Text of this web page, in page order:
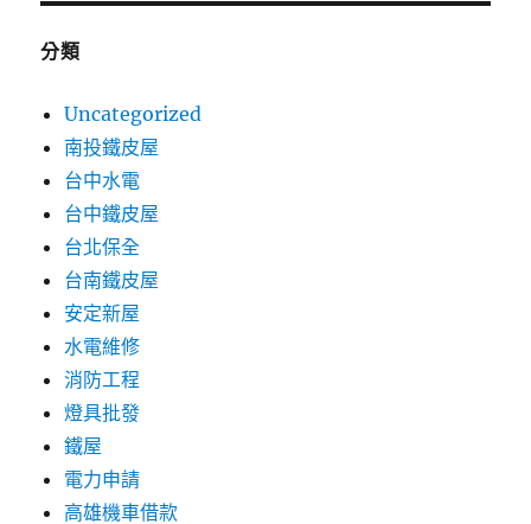
分類
Uncategorized
南投鐵皮屋
台中水電
台中鐵皮屋
台北保全
台南鐵皮屋
安定新屋
水電維修
消防工程
燈具批發
鐵屋
電力申請
高雄機車借款